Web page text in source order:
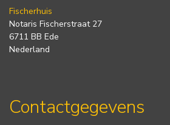
Fischerhuis
Notaris Fischerstraat 27
6711 BB Ede
Nederland
Contactgegevens